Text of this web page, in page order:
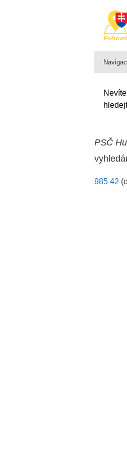
PSČ
985 42